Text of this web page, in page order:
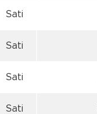
Sati
Sati
Sati
Sati